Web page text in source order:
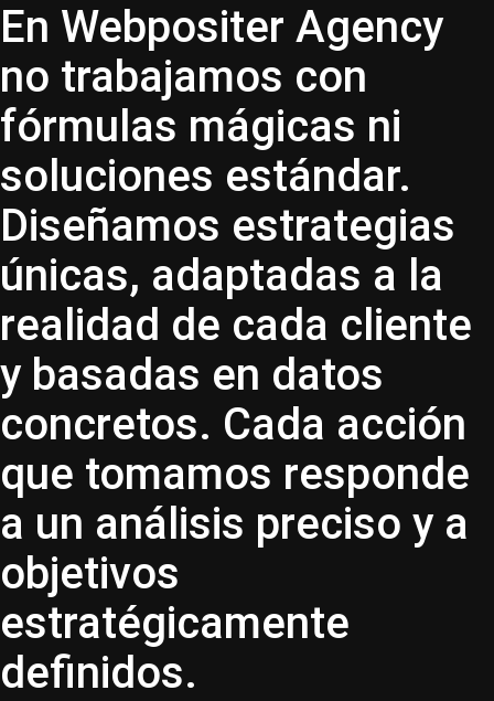
En Webpositer Agency
no trabajamos con
fórmulas mágicas ni
soluciones estándar.
Diseñamos estrategias
únicas, adaptadas a la
realidad de cada cliente
y basadas en datos
concretos. Cada acción
que tomamos responde
a un análisis preciso y a
objetivos
estratégicamente
definidos.